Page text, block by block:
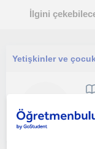
İlgini